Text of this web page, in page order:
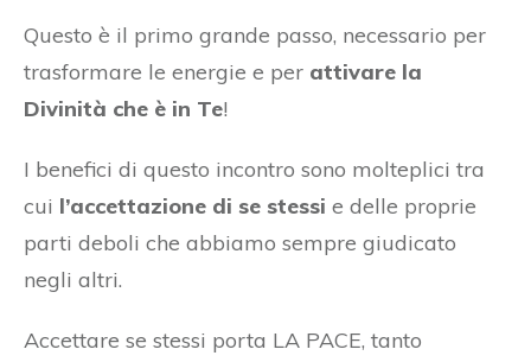
Questo è il primo grande passo, necessario per
trasformare le energie e per attivare la
Divinità che è in Te!
I benefici di questo incontro sono molteplici tra
cui l’accettazione di se stessi e delle proprie
parti deboli che abbiamo sempre giudicato
negli altri.
Accettare se stessi porta LA PACE, tanto